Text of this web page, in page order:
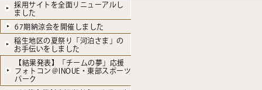
採用サイトを全面リニューアルし
ました
67期納涼会を開催しました
稲生地区の夏祭り「河泊さま」の
お手伝いをしました
【結果発表】「チームの夢」応援
フォトコン＠INOUE・東部スポーツ
パーク